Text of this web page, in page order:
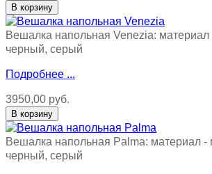
Вешалка напольная Venezia: материал
черный, серый
Подробнее ...
3950,00 руб.
Вешалка напольная Palma: материал -
черный, серый